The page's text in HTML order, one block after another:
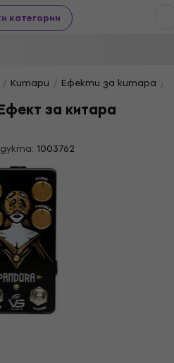
категории
Китари Ефекти за китара
за китара
1003762